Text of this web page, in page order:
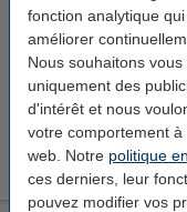
fonction analytique
améliorer
Nous souhaitons
uniquement des
d'intérêt et nous
votre comportement
web. Notre politique
ces derniers, leur
pouvez modifier vos
Avez-vous encore
notre page
réponses aux
réponse n'y figure
Notre
service clients